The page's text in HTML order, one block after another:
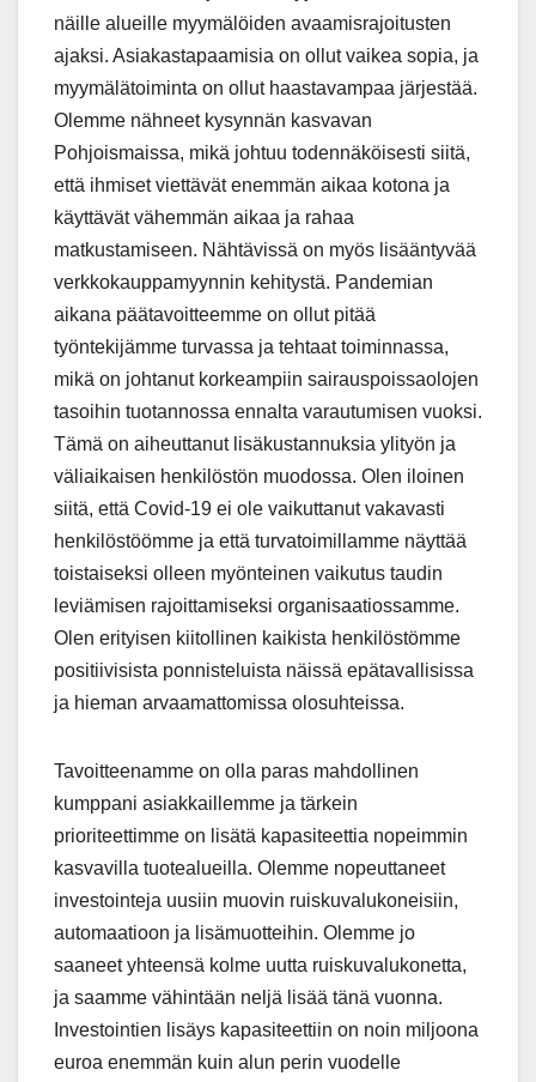
näille alueille myymälöiden avaamisrajoitusten
ajaksi. Asiakastapaamisia on ollut vaikea sopia, ja
myymälätoiminta on ollut haastavampaa järjestää.
Olemme nähneet kysynnän kasvavan
Pohjoismaissa, mikä johtuu todennäköisesti siitä,
että ihmiset viettävät enemmän aikaa kotona ja
käyttävät vähemmän aikaa ja rahaa
matkustamiseen. Nähtävissä on myös lisääntyvää
verkkokauppamyynnin kehitystä. Pandemian
aikana päätavoitteemme on ollut pitää
työntekijämme turvassa ja tehtaat toiminnassa,
mikä on johtanut korkeampiin sairauspoissaolojen
tasoihin tuotannossa ennalta varautumisen vuoksi.
Tämä on aiheuttanut lisäkustannuksia ylityön ja
väliaikaisen henkilöstön muodossa. Olen iloinen
siitä, että Covid-19 ei ole vaikuttanut vakavasti
henkilöstöömme ja että turvatoimillamme näyttää
toistaiseksi olleen myönteinen vaikutus taudin
leviämisen rajoittamiseksi organisaatiossamme.
Olen erityisen kiitollinen kaikista henkilöstömme
positiivisista ponnisteluista näissä epätavallisissa
ja hieman arvaamattomissa olosuhteissa.
Tavoitteenamme on olla paras mahdollinen
kumppani asiakkaillemme ja tärkein
prioriteettimme on lisätä kapasiteettia nopeimmin
kasvavilla tuotealueilla. Olemme nopeuttaneet
investointeja uusiin muovin ruiskuvalukoneisiin,
automaatioon ja lisämuotteihin. Olemme jo
saaneet yhteensä kolme uutta ruiskuvalukonetta,
ja saamme vähintään neljä lisää tänä vuonna.
Investointien lisäys kapasiteettiin on noin miljoona
euroa enemmän kuin alun perin vuodelle